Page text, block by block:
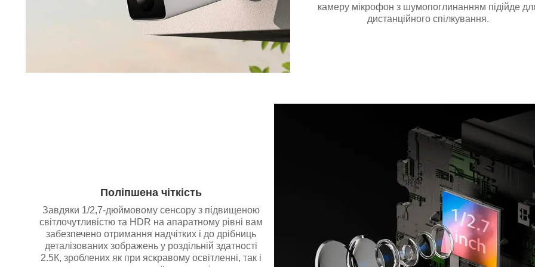
камеру мікрофон з шумопоглинанням підійде
дистанційного спілкування.
Поліпшена чіткість
Завдяки 1/2,7-дюймовому сенсору з підвищеною
світлочутливістю та HDR на апаратному рівні вам
забезпечено отримання надчітких і до дрібниць
деталізованих зображень у роздільній здатності
2.5К, зроблених як при яскравому освітленні, так і